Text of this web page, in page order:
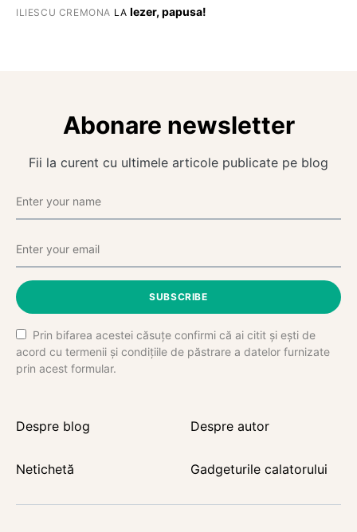
ILIESCU CREMONA LA Iezer, papusa!
Abonare newsletter
Fii la curent cu ultimele articole publicate pe blog
SUBSCRIBE
Prin bifarea acestei căsuțe confirmi că ai citit și ești de
acord cu termenii și condițiile de păstrare a datelor furnizate
prin acest formular.
Despre blog Despre autor
Netichetă Gadgeturile calatorului